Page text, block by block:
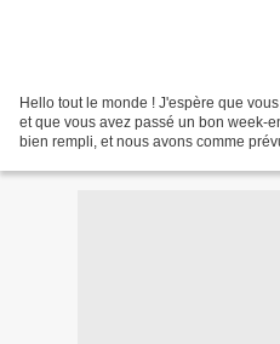
Hello tout le monde ! J'espère que
et que vous avez passé un bon week-
bien rempli, et nous avons comme